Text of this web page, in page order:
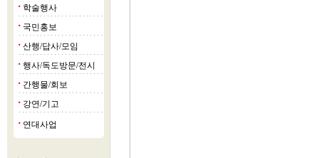
■ 학술행사
■ 국민홍보
■ 산행/답사/모임
■ 행사/독도방문/전시
■ 간행물/회보
■ 강연/기고
■ 연대사업